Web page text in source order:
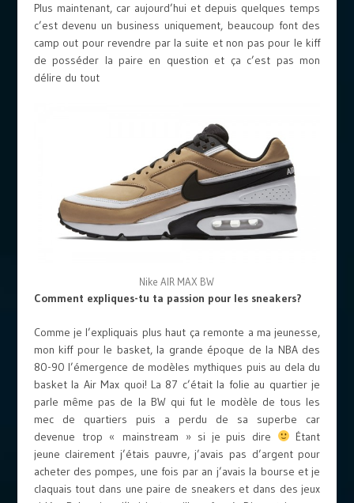
Plus maintenant, car aujourd’hui et depuis quelques temps
c’est devenu un business uniquement, beaucoup font des
camp out pour revendre par la suite et non pas pour le kiff
de posséder la paire en question et ça c’est pas mon
délire du tout
Nike AIR MAX BW
Comment expliques-tu ta passion pour les sneakers?
Comme je l’expliquais plus haut ça remonte a ma jeunesse,
mon kiff pour le basket, la grande époque de la NBA des
80-90 l’émergence de modèles mythiques puis au dela du
basket la Air Max quoi! La 87 c’était la folie au quartier je
parle même pas de la BW qui fut le modèle de tous les
mec de quartiers puis a perdu de sa superbe car
devenue trop « mainstream » si je puis dire
Étant
jeune clairement j’étais pauvre, j’avais pas d’argent pour
acheter des pompes, une fois par an j’avais la bourse et je
claquais tout dans une paire de sneakers et dans des jeux